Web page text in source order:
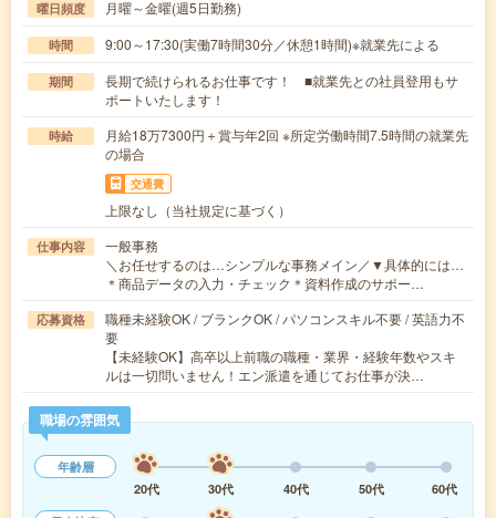
曜日頻度 月曜～金曜(週5日勤務)
時間 9:00～17:30(実働7時間30分／休憩1時間)※就業先による
期間
長期で続けられるお仕事です！ ■就業先との社員登用もサ
ポートいたします！
時給
月給18万7300円＋賞与年2回 ※所定労働時間7.5時間の就業先
の場合
交通費
上限なし（当社規定に基づく）
仕事内容
一般事務
＼お任せするのは…シンプルな事務メイン／▼具体的には…
＊商品データの入力・チェック＊資料作成のサポー…
応募資格
職種未経験OK / ブランクOK / パソコンスキル不要 / 英語力不
要
【未経験OK】高卒以上前職の職種・業界・経験年数やスキ
ルは一切問いません！エン派遣を通じてお仕事が決…
職場の雰囲気
年齢層
20代
30代 40代 50代
60代